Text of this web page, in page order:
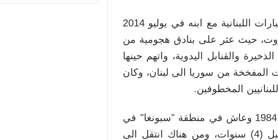
وقالت الصحيفة ان الرجل اعتقل من قبل الاستخبارات اللبنانية مع ابنه في يوليو 2014
حيث عثر على بنادق هجومية من
والقنابل اليدوية، واتهم حينها
المفخخة من سوريا الى لبنان، وكان
المخطوفين.
وكان المتهم المذكور وصل الى السويد في عام 1984 وعاش في منطقة "سبونغا" في
العاصمة ستوكهولم، وعاد الى لبنان مرة اخرى قبل (4) سنوات، ومن هناك انتقل الى